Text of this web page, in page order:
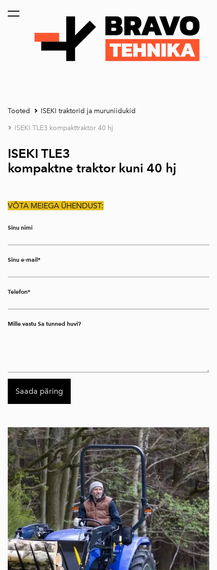
lisati ostukorvi. Vaata ostukorvi
Tooted ISEKI traktorid ja muruniidukid
ISEKI TLE3 kompakttraktor 40 hj
ISEKI TLE3
kompaktne traktor kuni 40 hj
VÕTA MEIEGA ÜHENDUST:
Sinu nimi
Sinu e-mail
Telefon
Mille vastu Sa tunned huvi?